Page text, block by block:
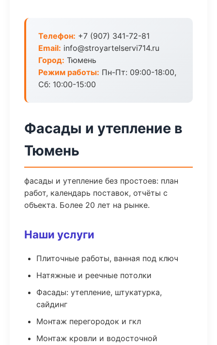
Телефон: +7 (907) 341-72-81
Email: info@stroyartelservi714.ru
Город: Тюмень
Режим работы: Пн-Пт: 09:00-18:00,
Сб: 10:00-15:00
Фасады и утепление в
Тюмень
фасады и утепление без простоев: план
работ, календарь поставок, отчёты с
объекта. Более 20 лет на рынке.
Наши услуги
Плиточные работы, ванная под ключ
Натяжные и реечные потолки
Фасады: утепление, штукатурка,
сайдинг
Монтаж перегородок и гкл
Монтаж кровли и водосточной